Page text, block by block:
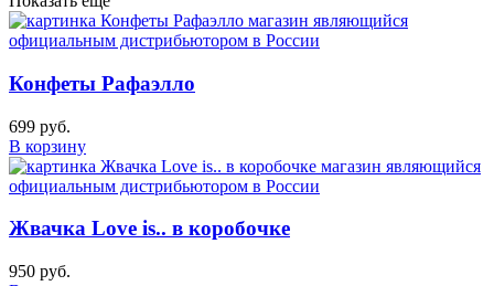
Конфеты Рафаэлло
699 руб.
В корзину
Жвачка Love is.. в коробочке
950 руб.